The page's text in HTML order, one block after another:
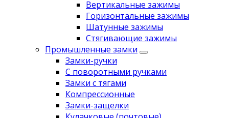
Вертикальные зажимы
Горизонтальные зажимы
Шатунные зажимы
Стягивающие зажимы
Промышленные замки
Замки-ручки
С поворотными ручками
Замки с тягами
Компрессионные
Замки-защелки